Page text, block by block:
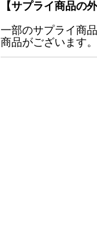
【サプライ商品の
一部のサプライ商
商品がございます。